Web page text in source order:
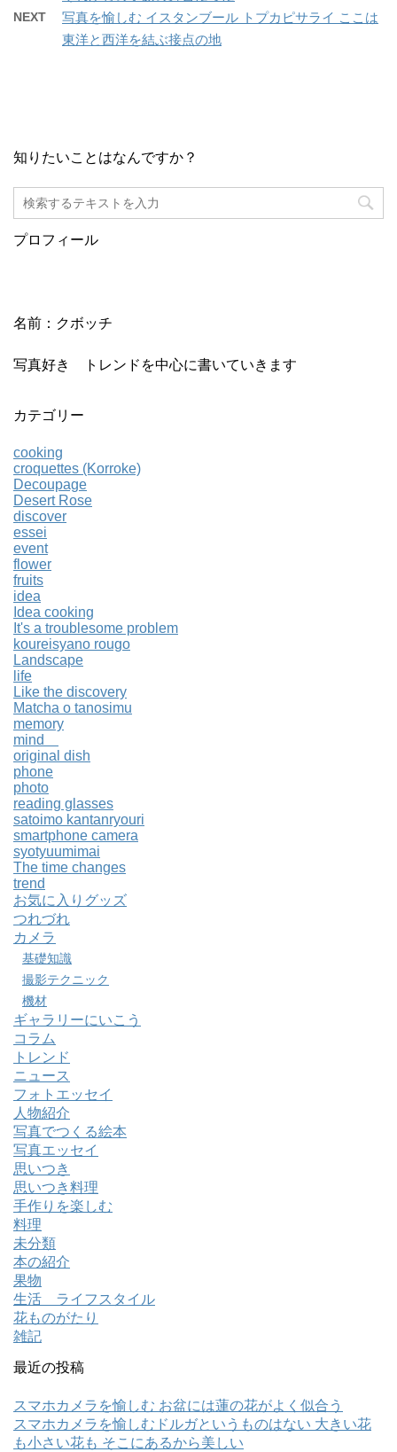
NEXT
写真を愉しむ イスタンブール トプカピサライ ここは
東洋と西洋を結ぶ接点の地
知りたいことはなんですか？
プロフィール
名前：クボッチ
写真好き トレンドを中心に書いていきます
カテゴリー
cooking
croquettes (Korroke)
Decoupage
Desert Rose
discover
essei
event
flower
fruits
idea
Idea cooking
It's a troublesome problem
koureisyano rougo
Landscape
life
Like the discovery
Matcha o tanosimu
memory
mind
original dish
phone
photo
reading glasses
satoimo kantanryouri
smartphone camera
syotyuumimai
The time changes
trend
お気に入りグッズ
つれづれ
カメラ
基礎知識
撮影テクニック
機材
ギャラリーにいこう
コラム
トレンド
ニュース
フォトエッセイ
人物紹介
写真でつくる絵本
写真エッセイ
思いつき
思いつき料理
手作りを楽しむ
料理
未分類
本の紹介
果物
生活 ライフスタイル
花ものがたり
雑記
最近の投稿
スマホカメラを愉しむ お盆には蓮の花がよく似合う
スマホカメラを愉しむドルガというものはない 大きい花
も小さい花も そこにあるから美しい